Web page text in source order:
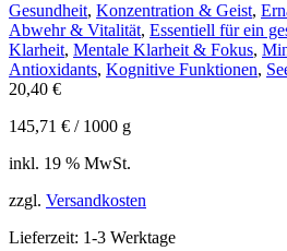
Gesundheit, Konzentration & Geist,
Abwehr & Vitalität, Essentiell für ein
Klarheit, Mentale Klarheit & Fokus,
Antioxidants, Kognitive Funktionen,
20,40 €
145,71 € / 1000 g
inkl. 19 % MwSt.
zzgl. Versandkosten
Lieferzeit: 1-3 Werktage